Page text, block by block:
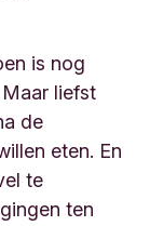
is nog
liefst
de
eten. En
te
ten